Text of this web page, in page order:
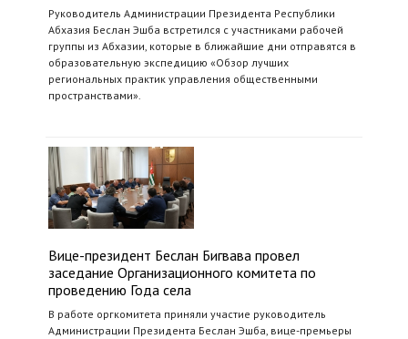
Руководитель Администрации Президента Республики
Абхазия Беслан Эшба встретился с участниками рабочей
группы из Абхазии, которые в ближайшие дни отправятся в
образовательную экспедицию «Обзор лучших
региональных практик управления общественными
пространствами».
Вице-президент Беслан Бигвава провел
заседание Организационного комитета по
проведению Года села
В работе оргкомитета приняли участие руководитель
Администрации Президента Беслан Эшба, вице-премьеры